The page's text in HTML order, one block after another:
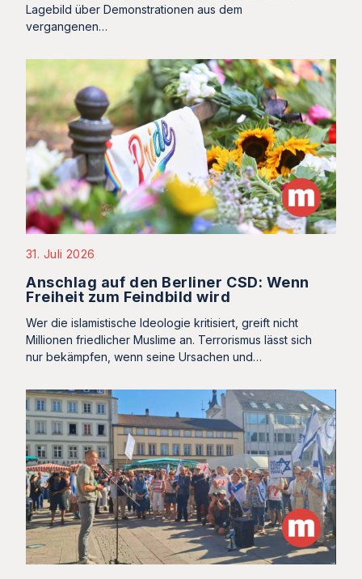
Lagebild über Demonstrationen aus dem
vergangenen…
31. Juli 2026
Anschlag auf den Berliner CSD: Wenn
Freiheit zum Feindbild wird
Wer die islamistische Ideologie kritisiert, greift nicht
Millionen friedlicher Muslime an. Terrorismus lässt sich
nur bekämpfen, wenn seine Ursachen und…